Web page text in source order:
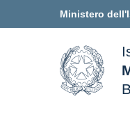
Ministero
della scuola